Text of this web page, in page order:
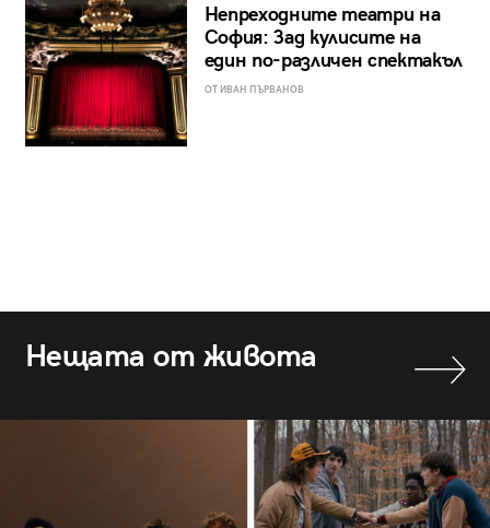
Непреходните театри на
София: Зад кулисите на
един по-различен спектакъл
ОТ ИВАН ПЪРВАНОВ
Нещата от живота